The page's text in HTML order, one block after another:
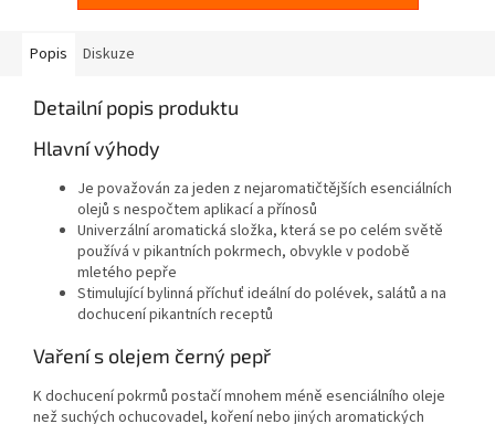
Popis Diskuze
Detailní popis produktu
Hlavní výhody
Je považován za jeden z nejaromatičtějších esenciálních
olejů s nespočtem aplikací a přínosů
Univerzální aromatická složka, která se po celém světě
používá v pikantních pokrmech, obvykle v podobě
mletého pepře
Stimulující bylinná příchuť ideální do polévek, salátů a na
dochucení pikantních receptů
Vaření s olejem černý pepř
K dochucení pokrmů postačí mnohem méně esenciálního oleje
než suchých ochucovadel, koření nebo jiných aromatických